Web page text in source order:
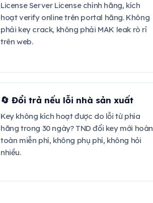
License Server License chính hãng, kích
hoạt verify online trên portal hãng. Không
phải key crack, không phải MAK leak rò rỉ
trên web.
🔄 Đổi trả nếu lỗi nhà sản xuất
Key không kích hoạt được do lỗi từ phía
hãng trong 30 ngày? TND đổi key mới hoàn
toàn miễn phí, không phụ phí, không hỏi
nhiều.